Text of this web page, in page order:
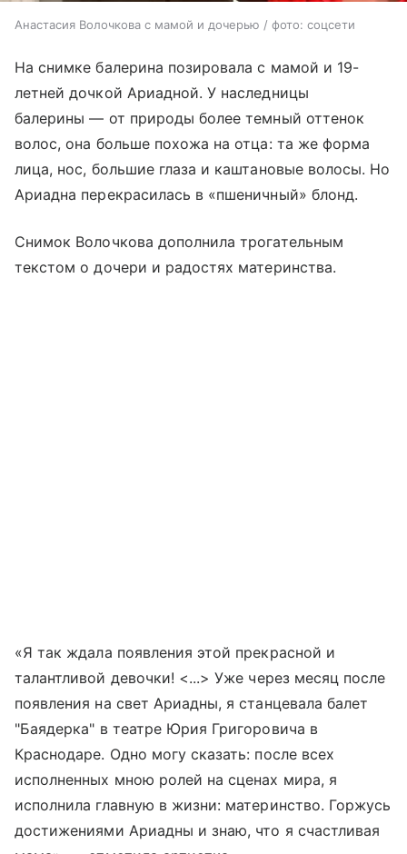
Анастасия Волочкова с мамой и дочерью / фото: соцсети
На снимке балерина позировала с мамой и 19-
летней дочкой Ариадной. У наследницы
балерины — от природы более темный оттенок
волос, она больше похожа на отца: та же форма
лица, нос, большие глаза и каштановые волосы. Но
Ариадна перекрасилась в «пшеничный» блонд.
Снимок Волочкова дополнила трогательным
текстом о дочери и радостях материнства.
«Я так ждала появления этой прекрасной и
талантливой девочки! <...> Уже через месяц после
появления на свет Ариадны, я станцевала балет
"Баядерка" в театре Юрия Григоровича в
Краснодаре. Одно могу сказать: после всех
исполненных мною ролей на сценах мира, я
исполнила главную в жизни: материнство. Горжусь
достижениями Ариадны и знаю, что я счастливая